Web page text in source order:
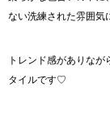
ない洗練された雰囲気
トレンド感がありな
タイルです♡